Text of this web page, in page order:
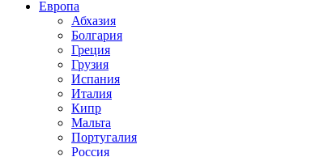
Европа
Абхазия
Болгария
Греция
Грузия
Испания
Италия
Кипр
Мальта
Португалия
Россия